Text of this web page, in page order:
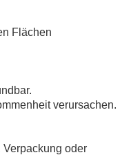
Flächen
verursachen.
Verpackung oder